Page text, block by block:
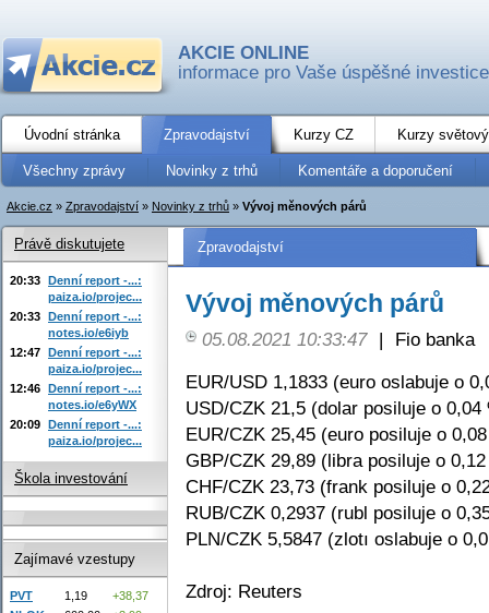
AKCIE ONLINE
informace pro Vaše úspěšné investice
Úvodní stránka Zpravodajství Kurzy CZ Kurzy
Všechny zprávy Novinky z trhů Komentáře a doporučení
Akcie.cz » Zpravodajství » Novinky z trhů » Vývoj měnových párů
Zpravodajství
Vývoj měnových párů
05.08.2021 10:33:47 |
Fio banka
EUR/USD 1,1833 (euro oslabuje o
USD/CZK 21,5 (dolar posiluje o 0,04
EUR/CZK 25,45 (euro posiluje o
GBP/CZK 29,89 (libra posiluje o
CHF/CZK 23,73 (frank posiluje o
RUB/CZK 0,2937 (rubl posiluje o
PLN/CZK 5,5847 (zlotı oslabuje o
Zdroj: Reuters
Právě diskutujete
20:33 Denní report -...:
paiza.io/projec...
20:33 Denní report -...:
notes.io/e6iyb
12:47 Denní report -...:
paiza.io/projec...
12:46 Denní report -...:
notes.io/e6yWX
20:09 Denní report -...:
paiza.io/projec...
Škola investování
Zajímavé vzestupy
PVT 1,19
+38,37